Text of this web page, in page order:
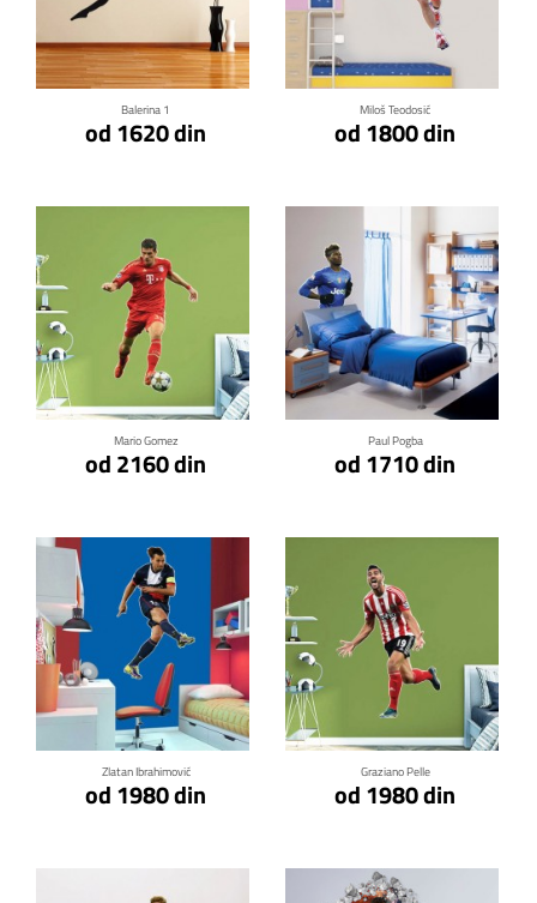
Balerina 1
od 1620 din
Miloš Teodosić
od 1800 din
Klikni za detalje
Mario Gomez
od 2160 din
Klikni za detalje
Paul Pogba
od 1710 din
Klikni za detalje
Zlatan Ibrahimović
od 1980 din
Klikni za detalje
Graziano Pelle
od 1980 din
Klikni za detalje